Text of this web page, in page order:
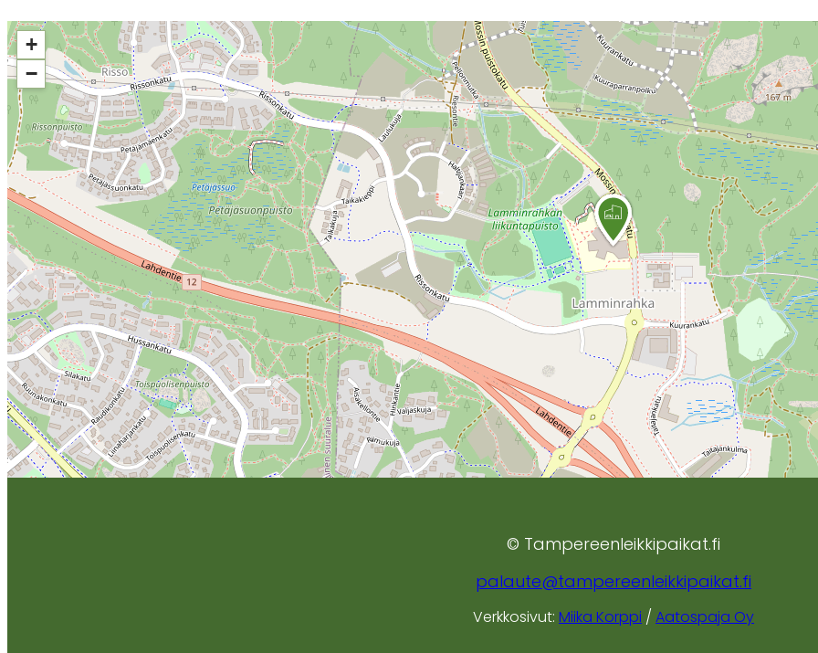
+
−
© Tampereenleikkipaikat.fi
palaute@tampereenleikkipaikat.fi
Verkkosivut: Miika Korppi / Aatospaja Oy